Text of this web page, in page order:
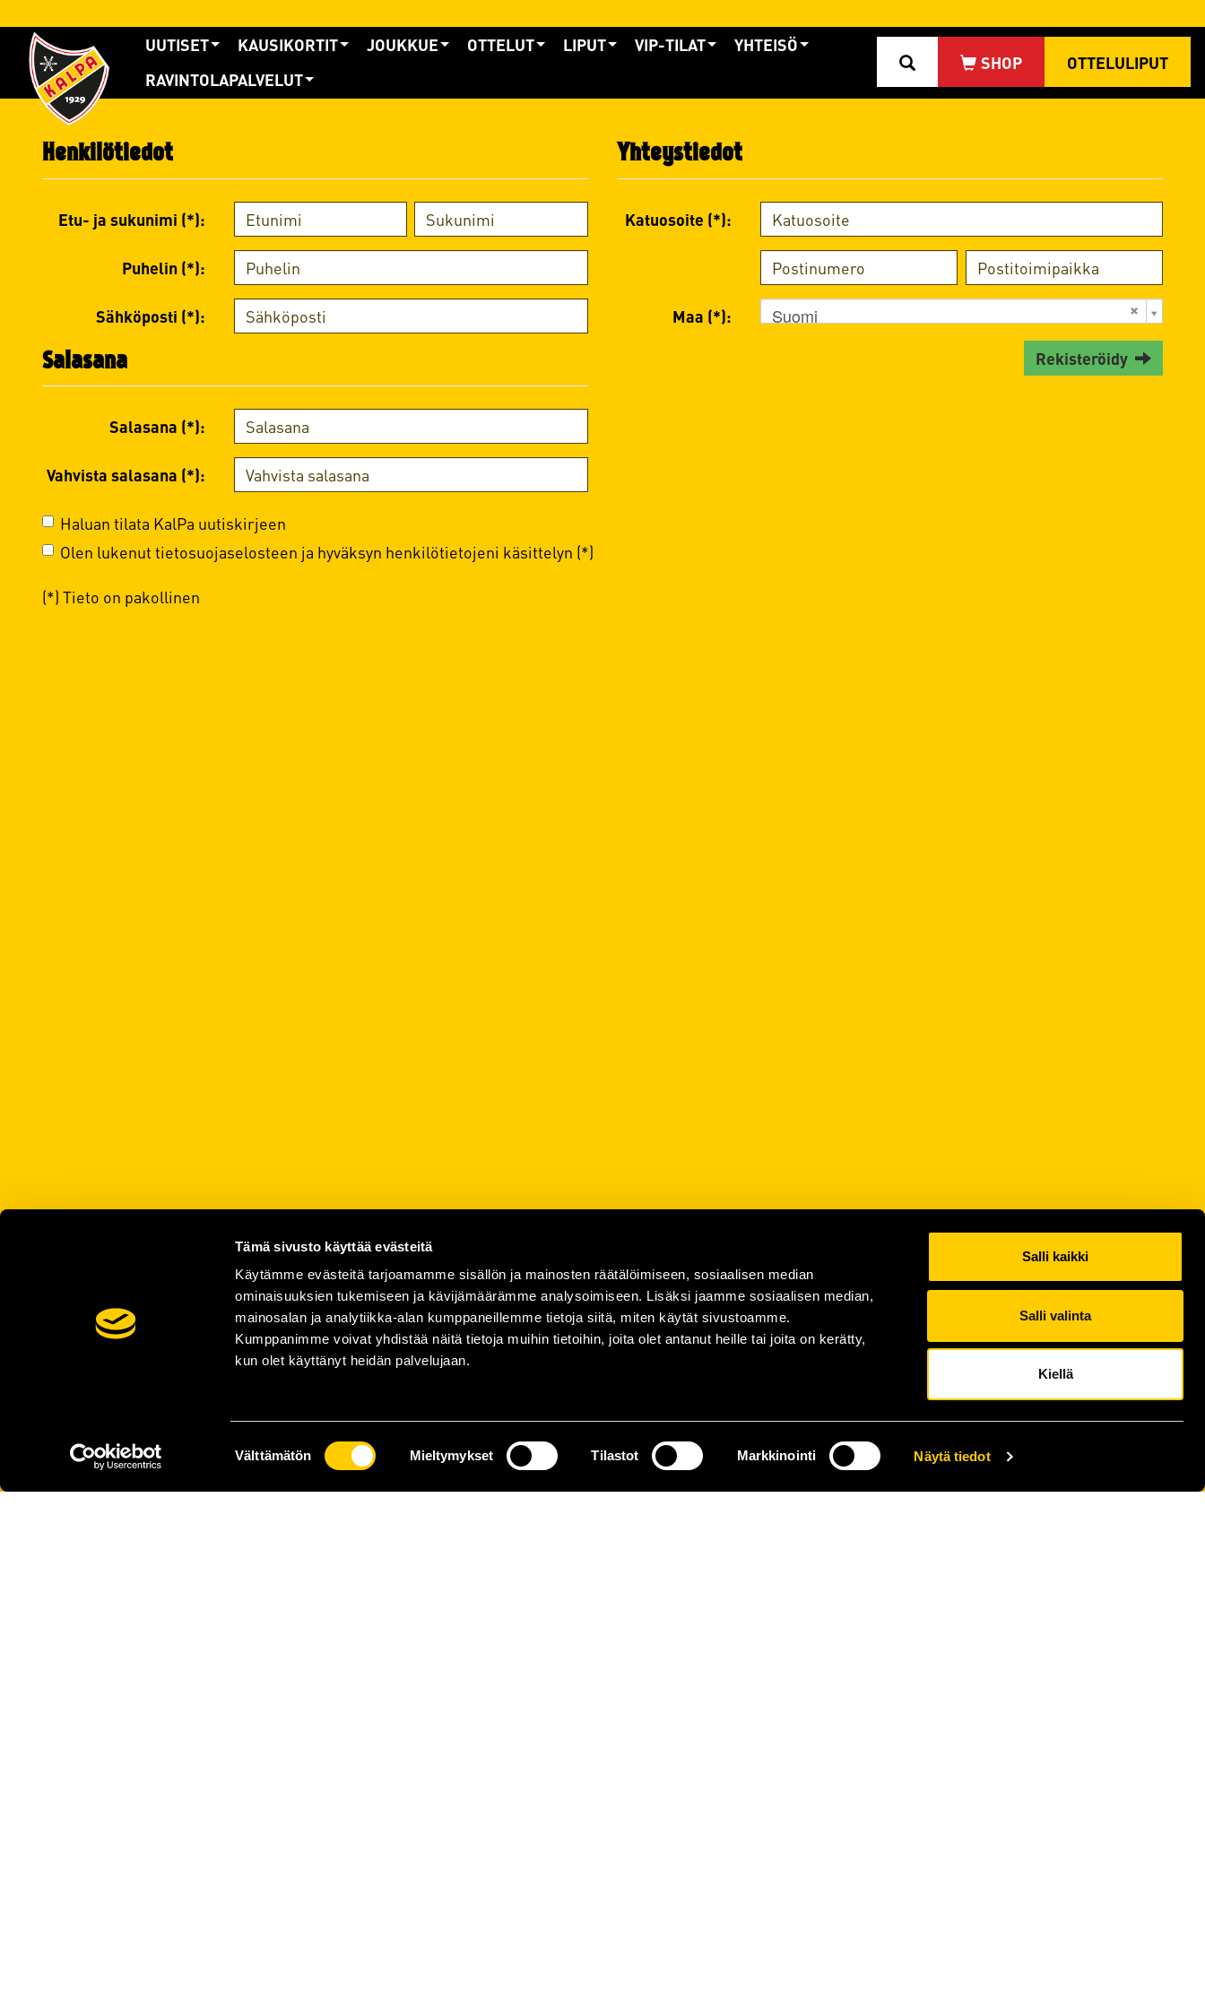
Tämä sivusto käyttää evästeitä
Käytämme evästeitä tarjoamamme sisällön ja mainosten räätälöimiseen, sosiaalisen median
ominaisuuksien tukemiseen ja kävijämäärämme analysoimiseen. Lisäksi jaamme sosiaalisen median,
mainosalan ja analytiikka-alan kumppaneillemme tietoja siitä, miten käytät sivustoamme.
Kumppanimme voivat yhdistää näitä tietoja muihin tietoihin, joita olet antanut heille tai joita on kerätty,
kun olet käyttänyt heidän palvelujaan.
Välttämätön Mieltymykset Tilastot Markkinointi Näytä tiedot
Salli kaikki
Salli valinta
Kiellä
OTTELULIPUT
UUTISET KAUSIKORTIT JOUKKUE OTTELUT LIPUT VIP-TILAT
YHTEISÖ
RAVINTOLAPALVELUT
Henkilötiedot
Etu- ja sukunimi (*):
Puhelin (*):
Sähköposti (*):
Salasana
Salasana (*):
Vahvista salasana (*):
Yhteystiedot
Katuosoite (*):
Maa (*): Suomi
Rekisteröidy
Haluan tilata KalPa uutiskirjeen
Olen lukenut tietosuojaselosteen ja hyväksyn henkilötietojeni käsittelyn (*)
(*) Tieto on pakollinen